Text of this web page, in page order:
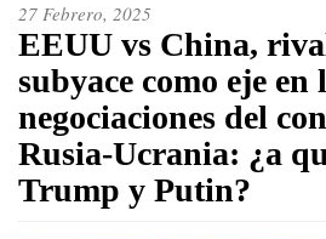
27 Febrero, 2025
EEUU vs China,
subyace como eje en
negociaciones del
Rusia-Ucrania: ¿a
Trump y Putin?